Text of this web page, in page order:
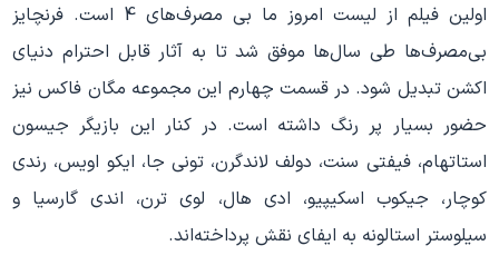
اولین فیلم از لیست امروز ما بی مصرف‌های 4 است. فرنچایز
بی‌مصرف‌ها طی سال‌ها موفق شد تا به آثار قابل احترام دنیای
اکشن تبدیل شود. در قسمت چهارم این مجموعه مگان فاکس نیز
حضور بسیار پر رنگ داشته است. در کنار این بازیگر جیسون
استاتهام، فیفتی سنت، دولف لاندگرن، تونی جا، ایکو اویس، رندی
کوچار، جیکوب اسکیپیو، ادی هال، لوی ترن، اندی گارسیا و
سیلوستر استالونه به ایفای نقش پرداخته‌اند.